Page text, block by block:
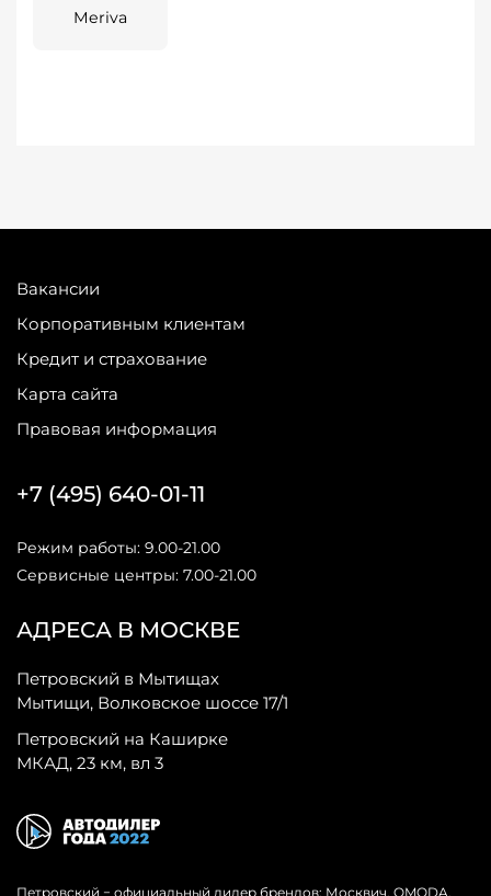
Meriva
Вакансии
Корпоративным клиентам
Кредит и страхование
Карта сайта
Правовая информация
АДРЕСА В МОСКВЕ
Петровский в Мытищах
Мытищи, Волковское шоссе 17/1
Петровский на Каширке
МКАД, 23 км, вл 3
+7 (495) 640-01-11
Режим работы: 9.00-21.00
Сервисные центры: 7.00-21.00
Петровский − официальный дилер брендов: Москвич, OMODA,